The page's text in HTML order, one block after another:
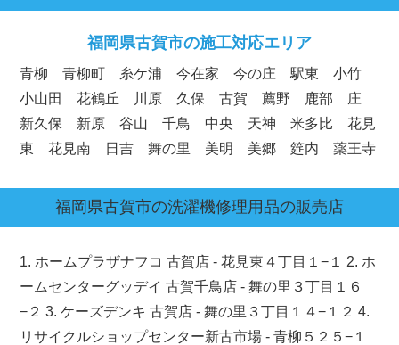
福岡県古賀市の施工対応エリア
青柳 青柳町 糸ケ浦 今在家 今の庄 駅東 小竹
小山田 花鶴丘 川原 久保 古賀 薦野 鹿部 庄
新久保 新原 谷山 千鳥 中央 天神 米多比 花見
東 花見南 日吉 舞の里 美明 美郷 筵内 薬王寺
福岡県古賀市の洗濯機修理用品の販売店
1. ホームプラザナフコ 古賀店 - 花見東４丁目１−１ 2. ホ
ームセンターグッデイ 古賀千鳥店 - 舞の里３丁目１６
−２ 3. ケーズデンキ 古賀店 - 舞の里３丁目１４−１２ 4.
リサイクルショップセンター新古市場 - 青柳５２５−１